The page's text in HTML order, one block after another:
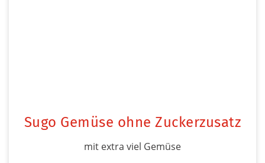
Sugo Gemüse ohne Zuckerzusatz
mit extra viel Gemüse